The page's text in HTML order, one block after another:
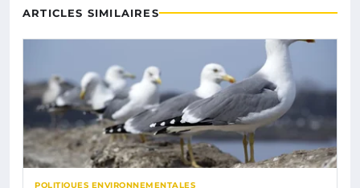
ARTICLES SIMILAIRES
POLITIQUES ENVIRONNEMENTALES